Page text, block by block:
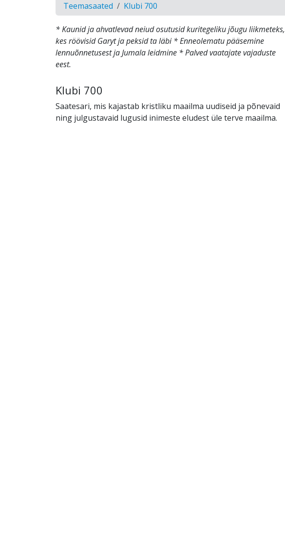
Teemasaated Klubi 700
* Kaunid ja ahvatlevad neiud osutusid kuritegeliku jõugu liikmeteks,
kes röövisid Garyt ja peksid ta läbi * Enneolematu pääsemine
lennuõnnetusest ja Jumala leidmine * Palved vaatajate vajaduste
eest.
Klubi 700
Saatesari, mis kajastab kristliku maailma uudiseid ja põnevaid
ning julgustavaid lugusid inimeste eludest üle terve maailma.